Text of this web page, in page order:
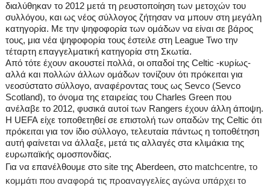
διαλύθηκαν το 2012 μετά τη ρευστοποίηση των μετοχών του
συλλόγου, και ως νέος σύλλογος ζήτησαν να μπουν στη μεγάλη
κατηγορία. Με την ψηφοφορία των ομάδων να είναι σε βάρος
τους, μια νέα ψηφοφορία τους έστειλε στη League Twoτην
τέταρτη επαγγελματική κατηγορία στη Σκωτία.
Από τότε έχουν ακουστεί πολλά, οι οπαδοί της Celtic -κυρίως-
αλλά και πολλών άλλων ομάδων τονίζουν ότι πρόκειται για
νεοσύστατο σύλλογο, αναφέροντας τους ως Sevco(Sevco
Scotland), το όνομα της εταιρείας του Charles Greenπου
ανέλαβε το 2012, φυσικά αυτοί των Rangers έχουν άλλη άποψη.
H UEFAείχε τοποθετηθεί σε επιστολή των οπαδών της Celtic ότι
πρόκειται για τον ίδιο σύλλογο, τελευταία πάντως η τοποθέτηση
αυτή φαίνεται να άλλαξε, μετά τις αλλαγές στα κλιμάκια της
ευρωπαϊκής ομοσπονδίας.
Για να επανέλθουμε στο site της Aberdeen, στο matchcentre, το
κομμάτι που αναφορά τις προαναγγελίες αγώνα υπάρχει το